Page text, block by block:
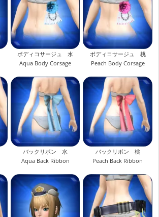
ボディコサージュ 水
Aqua Body Corsage
ボディコサージュ 桃
Peach Body Corsage
バックリボン 水
Aqua Back Ribbon
バックリボン 桃
Peach Back Ribbon